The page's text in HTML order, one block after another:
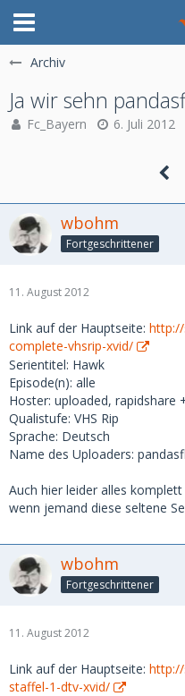
Archiv
Ja wir sehn
Fc_Bayern 6. Juli 2012
wbohm
Fortgeschrittener
11. August 2012
Link auf der Hauptseite:
complete-vhsrip-xvid/
Serientitel: Hawk
Episode(n): alle
Hoster: uploaded, rapidshare
Qualistufe: VHS Rip
Sprache: Deutsch
Name des Uploaders:
Auch hier leider alles
wenn jemand diese seltene
wbohm
Fortgeschrittener
11. August 2012
Link auf der Hauptseite:
staffel-1-dtv-xvid/